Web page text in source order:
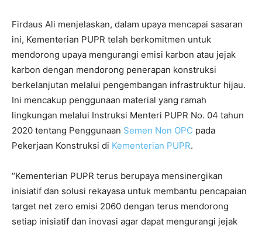
Firdaus Ali menjelaskan, dalam upaya mencapai sasaran
ini, Kementerian PUPR telah berkomitmen untuk
mendorong upaya mengurangi emisi karbon atau jejak
karbon dengan mendorong penerapan konstruksi
berkelanjutan melalui pengembangan infrastruktur hijau.
Ini mencakup penggunaan material yang ramah
lingkungan melalui Instruksi Menteri PUPR No. 04 tahun
2020 tentang Penggunaan Semen Non OPC pada
Pekerjaan Konstruksi di Kementerian PUPR.
“Kementerian PUPR terus berupaya mensinergikan
inisiatif dan solusi rekayasa untuk membantu pencapaian
target net zero emisi 2060 dengan terus mendorong
setiap inisiatif dan inovasi agar dapat mengurangi jejak